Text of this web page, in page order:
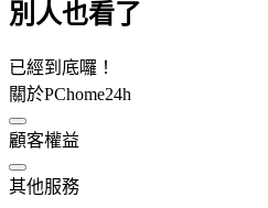
別人也看了
已經到底囉！
關於PChome24h
顧客權益
其他服務